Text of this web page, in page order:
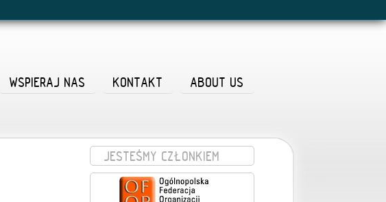
ABOUT US
KONTAKT
WSPIERAJ NAS
JESTEŚMY CZŁONKIEM